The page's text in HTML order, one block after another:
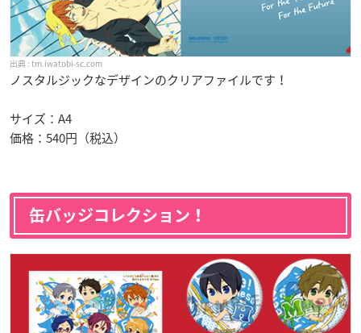
tm.iwatobi-sc.com
ノスタルジックなデザインのクリアファイルです！
サイズ：A4
価格：540円（税込）
缶バッジコレクション！